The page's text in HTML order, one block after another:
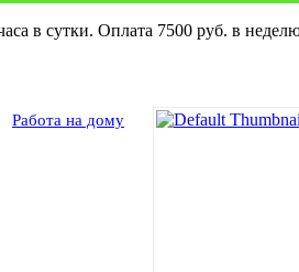
в сутки. Оплата 7500 руб. в
Работа на дому